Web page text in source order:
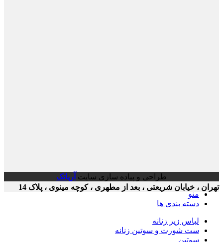
، خیابان شریعتی ، بعد از مطهری ، کوچه مینوی ، پلاک 14
طراحی و پیاده سازی سایتآریاتک
منو
دسته بندی ها
لباس زیر زنانه
ست شورت و سوتین زنانه
سوتین